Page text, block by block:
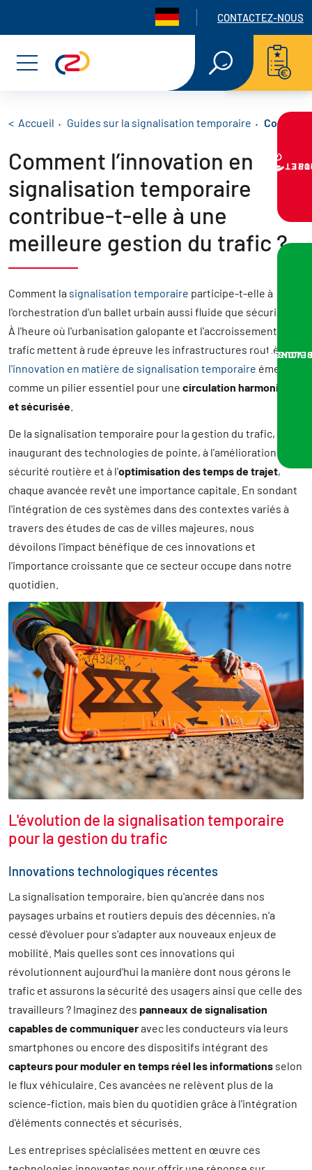
au
au
principal
au
de
page
Navigation
CONTACTEZ-NOUS
Menu
TEXTE
Fil d'Ariane
Accueil Guides sur la signalisation temporaire
Comment l’innovation en
signalisation temporaire
contribue-t-elle à une
meilleure gestion du trafic ?
Comment la signalisation temporaire participe-t-elle à
l'orchestration d'un ballet urbain aussi fluide que sécurisé ?
À l'heure où l'urbanisation galopante et l'accroissement du
trafic mettent à rude épreuve les infrastructures routières,
l'innovation en matière de signalisation temporaire émerge
comme un pilier essentiel pour une circulation harmonieuse
et sécurisée
De la signalisation temporaire pour la gestion du trafic,
inaugurant des technologies de pointe, à l'amélioration de la
sécurité routière et à l'optimisation des temps de trajet,
chaque avancée revêt une importance capitale. En sondant
l'intégration de ces systèmes dans des contextes variés à
travers des études de cas de villes majeures, nous
dévoilons l'impact bénéfique de ces innovations et
l'importance croissante que ce secteur occupe dans notre
quotidien.
L'évolution de la signalisation temporaire
pour la gestion du trafic
Innovations technologiques récentes
La signalisation temporaire, bien qu'ancrée dans nos
paysages urbains et routiers depuis des décennies, n'a
cessé d'évoluer pour s'adapter aux nouveaux enjeux de
mobilité. Mais quelles sont ces innovations qui
révolutionnent aujourd'hui la manière dont nous gérons le
trafic et assurons la sécurité des usagers ainsi que celle des
travailleurs ? Imaginez des panneaux de signalisation
capables de communiqueravec les conducteurs via leurs
smartphones ou encore des dispositifs intégrant des
capteurs pour moduler en temps réel les informations selon
le flux véhiculaire. Ces avancées ne relèvent plus de la
science-fiction, mais bien du quotidien grâce à l'intégration
d'éléments connectés et sécurisés.
Les entreprises spécialisées mettent en œuvre ces
VOTRE
NOUS VOUS
Panneau de gestion des cookies